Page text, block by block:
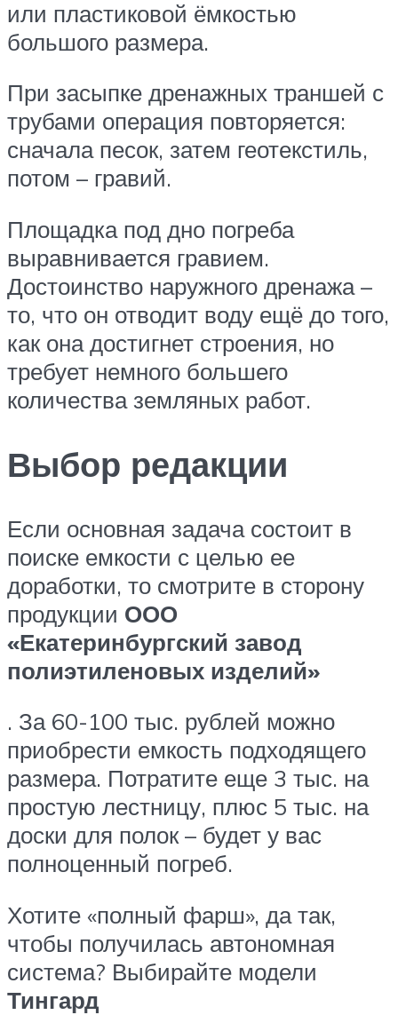
или пластиковой ёмкостью
большого размера.
При засыпке дренажных траншей с
трубами операция повторяется:
сначала песок, затем геотекстиль,
потом – гравий.
Площадка под дно погреба
выравнивается гравием.
Достоинство наружного дренажа –
то, что он отводит воду ещё до того,
как она достигнет строения, но
требует немного большего
количества земляных работ.
Выбор редакции
Если основная задача состоит в
поиске емкости с целью ее
доработки, то смотрите в сторону
продукции ООО
«Екатеринбургский завод
полиэтиленовых изделий»
. За 60-100 тыс. рублей можно
приобрести емкость подходящего
размера. Потратите еще 3 тыс. на
простую лестницу, плюс 5 тыс. на
доски для полок – будет у вас
полноценный погреб.
Хотите «полный фарш», да так,
чтобы получилась автономная
система? Выбирайте модели
Тингард